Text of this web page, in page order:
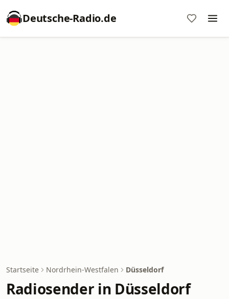
Deutsche-Radio.de
Startseite Nordrhein-Westfalen Düsseldorf
Radiosender in Düsseldorf